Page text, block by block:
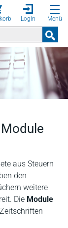
Login Menü
aus Steuern
den
weitere
Die Module